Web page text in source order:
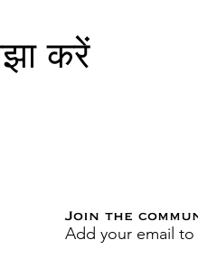
करें
Join the
Add your email